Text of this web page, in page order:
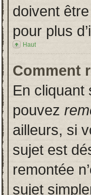
doivent
pour plus
Haut
Comment
En cliquant
pouvez
ailleurs, si
sujet est
remontée
sujet